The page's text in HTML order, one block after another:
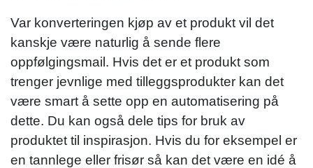
Var konverteringen kjøp av et produkt vil det
kanskje være naturlig å sende flere
oppfølgingsmail. Hvis det er et produkt som
trenger jevnlige med tilleggsprodukter kan det
være smart å sette opp en automatisering på
dette. Du kan også dele tips for bruk av
produktet til inspirasjon. Hvis du for eksempel er
en tannlege eller frisør så kan det være en idé å